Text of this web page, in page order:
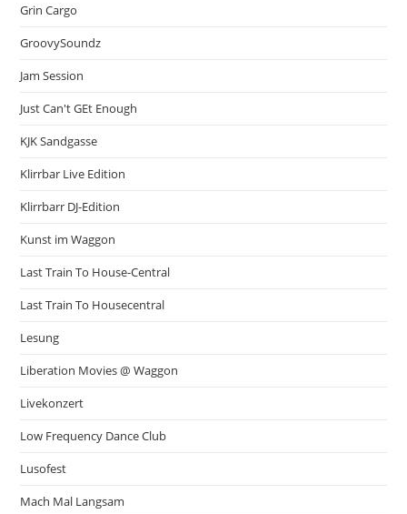
Grin Cargo
GroovySoundz
Jam Session
Just Can't GEt Enough
KJK Sandgasse
Klirrbar Live Edition
Klirrbarr DJ-Edition
Kunst im Waggon
Last Train To House-Central
Last Train To Housecentral
Lesung
Liberation Movies @ Waggon
Livekonzert
Low Frequency Dance Club
Lusofest
Mach Mal Langsam